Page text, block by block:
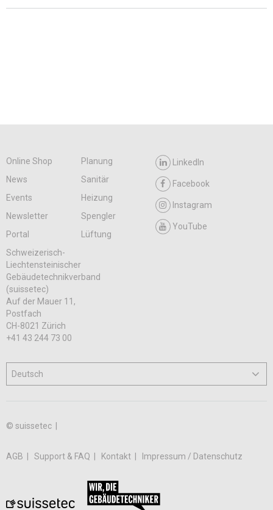
Online Shop
Planung
News
Sanitär
Events
Heizung
Newsletter
Spengler
Portal
Lüftung
LinkedIn
Facebook
Instagram
YouTube
Schweizerisch-
Liechtensteinischer
Gebäudetechnikverband
(suissetec)
Auf der Mauer 11,
Postfach
CH-8021 Zürich
+41 43 244 73 00
© suissetec |
AGB Support & FAQ Kontakt Impressum / Datenschutz